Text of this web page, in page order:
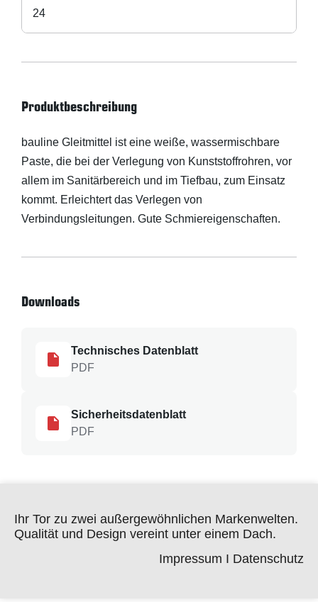
24
Produktbeschreibung
bauline Gleitmittel ist eine weiße, wassermischbare
Paste, die bei der Verlegung von Kunststoffrohren, vor
allem im Sanitärbereich und im Tiefbau, zum Einsatz
kommt. Erleichtert das Verlegen von
Verbindungsleitungen. Gute Schmiereigenschaften.
Downloads
Technisches Datenblatt
PDF
Sicherheitsdatenblatt
PDF
Ihr Tor zu zwei außergewöhnlichen Markenwelten.
Qualität und Design vereint unter einem Dach.
Impressum I Datenschutz